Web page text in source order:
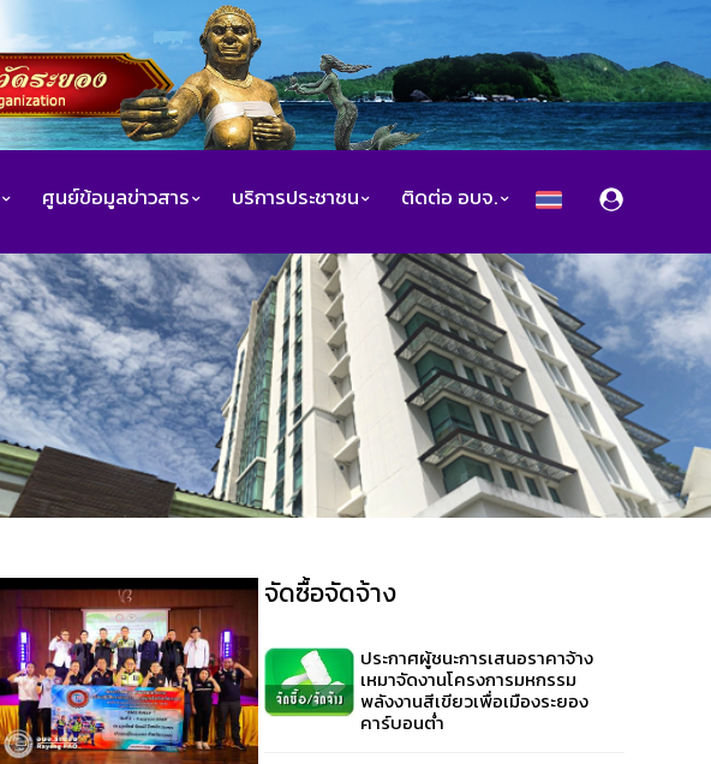
ศูนย์ข้อมูลข่าวสาร บริการประชาชน ติดต่อ อบจ.
จัดซื้อจัดจ้าง
ประกาศผู้ชนะการเสนอราคาจ้าง
เหมาจัดงานโครงการมหกรรม
พลังงานสีเขียวเพื่อเมืองระยอง
คาร์บอนต่ำ